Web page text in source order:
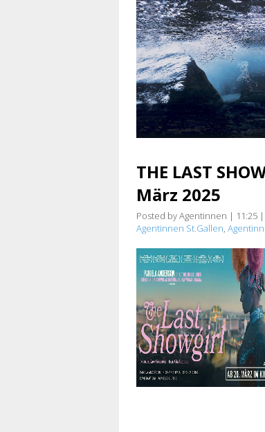
THE LAST
März 2025
Posted by Agentinnen | 11:25 |
Agentinnen St.Gallen